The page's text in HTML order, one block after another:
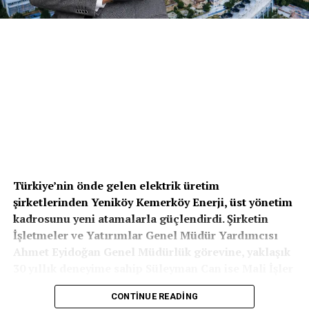
Türkiye’nin önde gelen elektrik üretim
şirketlerinden Yeniköy Kemerköy Enerji, üst yönetim
kadrosunu yeni atamalarla güçlendirdi. Şirketin
İşletmeler ve Yatırımlar Genel Müdür Yardımcısı
Ahmet Eyidoğan Genel Müdürlük görevine, yaklaşık
Genel Müdür Yardımcılığı görevine atandı. Bu
atamalarla birlikte şirket, operasyonel ve finansal
CONTINUE READING